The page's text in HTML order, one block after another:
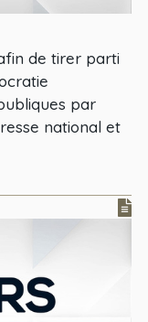
de tirer parti
par
national et